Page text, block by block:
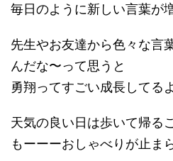
毎日のように新しい言葉が
先生やお友達から色々な言
んだな〜って思うと
勇翔ってすごい成長してる
天気の良い日は歩いて帰る
もーーーおしゃべりが止ま